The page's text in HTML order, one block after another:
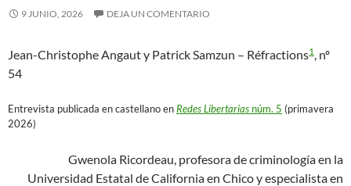
9 JUNIO, 2026 DEJA UN COMENTARIO
Jean-Christophe Angaut y Patrick Samzun – Réfractions1 , nº
54
Entrevista publicada en castellano en Redes Libertarias núm. 5 (primavera
2026)
Gwenola Ricordeau, profesora de criminología en la
Universidad Estatal de California en Chico y especialista en